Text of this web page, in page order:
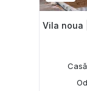
Vila noua